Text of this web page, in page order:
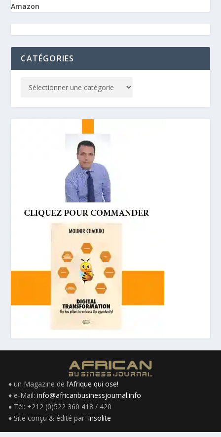
Amazon
CATÉGORIES
♦ un Magazine de l’Afrique qui ose!
♦ e-Mail: info@africanbusinessjournal.info
♦ Tél: +212 (0)522 360 418 / 420
♦ Site conçu & édité par: Insolite